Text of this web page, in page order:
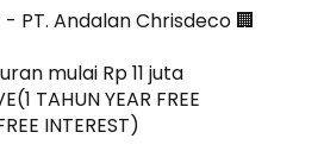
PT. Andalan Chrisdeco 🏢
mulai Rp 11 juta
TAHUN YEAR FREE
INTEREST)